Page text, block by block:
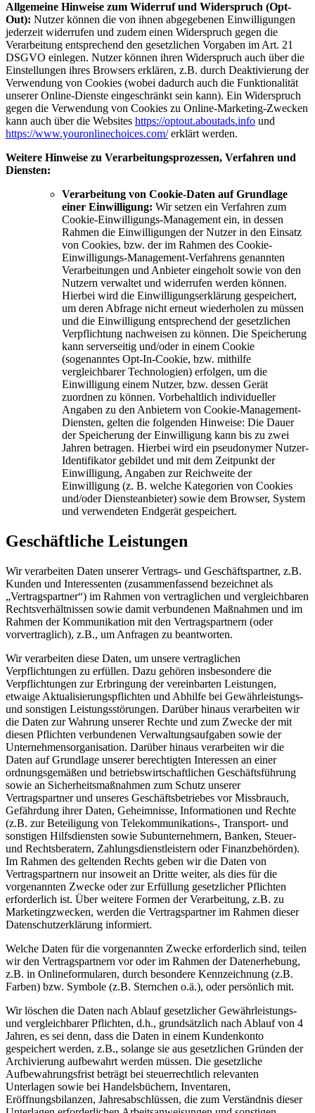
Allgemeine Hinweise zum Widerruf und Widerspruch (Opt-
Out): Nutzer können die von ihnen abgegebenen Einwilligungen
jederzeit widerrufen und zudem einen Widerspruch gegen die
Verarbeitung entsprechend den gesetzlichen Vorgaben im Art. 21
DSGVO einlegen. Nutzer können ihren Widerspruch auch über die
Einstellungen ihres Browsers erklären, z.B. durch Deaktivierung der
Verwendung von Cookies (wobei dadurch auch die Funktionalität
unserer Online-Dienste eingeschränkt sein kann). Ein Widerspruch
gegen die Verwendung von Cookies zu Online-Marketing-Zwecken
kann auch über die Websites https://optout.aboutads.info und
https://www.youronlinechoices.com/erklärt werden.
Weitere Hinweise zu Verarbeitungsprozessen, Verfahren und
Diensten:
Verarbeitung von Cookie-Daten auf Grundlage
einer Einwilligung: Wir setzen ein Verfahren zum
Cookie-Einwilligungs-Management ein, in dessen
Rahmen die Einwilligungen der Nutzer in den Einsatz
von Cookies, bzw. der im Rahmen des Cookie-
Einwilligungs-Management-Verfahrens genannten
Verarbeitungen und Anbieter eingeholt sowie von den
Nutzern verwaltet und widerrufen werden können.
Hierbei wird die Einwilligungserklärung gespeichert,
um deren Abfrage nicht erneut wiederholen zu müssen
und die Einwilligung entsprechend der gesetzlichen
Verpflichtung nachweisen zu können. Die Speicherung
kann serverseitig und/oder in einem Cookie
(sogenanntes Opt-In-Cookie, bzw. mithilfe
vergleichbarer Technologien) erfolgen, um die
Einwilligung einem Nutzer, bzw. dessen Gerät
zuordnen zu können. Vorbehaltlich individueller
Angaben zu den Anbietern von Cookie-Management-
Diensten, gelten die folgenden Hinweise: Die Dauer
der Speicherung der Einwilligung kann bis zu zwei
Jahren betragen. Hierbei wird ein pseudonymer Nutzer-
Identifikator gebildet und mit dem Zeitpunkt der
Einwilligung, Angaben zur Reichweite der
Einwilligung (z. B. welche Kategorien von Cookies
und/oder Diensteanbieter) sowie dem Browser, System
und verwendeten Endgerät gespeichert.
Geschäftliche Leistungen
Wir verarbeiten Daten unserer Vertrags- und Geschäftspartner, z.B.
Kunden und Interessenten (zusammenfassend bezeichnet als
„Vertragspartner“) im Rahmen von vertraglichen und vergleichbaren
Rechtsverhältnissen sowie damit verbundenen Maßnahmen und im
Rahmen der Kommunikation mit den Vertragspartnern (oder
vorvertraglich), z.B., um Anfragen zu beantworten.
Wir verarbeiten diese Daten, um unsere vertraglichen
Verpflichtungen zu erfüllen. Dazu gehören insbesondere die
Verpflichtungen zur Erbringung der vereinbarten Leistungen,
etwaige Aktualisierungspflichten und Abhilfe bei Gewährleistungs-
und sonstigen Leistungsstörungen. Darüber hinaus verarbeiten wir
die Daten zur Wahrung unserer Rechte und zum Zwecke der mit
diesen Pflichten verbundenen Verwaltungsaufgaben sowie der
Unternehmensorganisation. Darüber hinaus verarbeiten wir die
Daten auf Grundlage unserer berechtigten Interessen an einer
ordnungsgemäßen und betriebswirtschaftlichen Geschäftsführung
sowie an Sicherheitsmaßnahmen zum Schutz unserer
Vertragspartner und unseres Geschäftsbetriebes vor Missbrauch,
Gefährdung ihrer Daten, Geheimnisse, Informationen und Rechte
(z.B. zur Beteiligung von Telekommunikations-, Transport- und
sonstigen Hilfsdiensten sowie Subunternehmern, Banken, Steuer-
und Rechtsberatern, Zahlungsdienstleistern oder Finanzbehörden).
Im Rahmen des geltenden Rechts geben wir die Daten von
Vertragspartnern nur insoweit an Dritte weiter, als dies für die
vorgenannten Zwecke oder zur Erfüllung gesetzlicher Pflichten
erforderlich ist. Über weitere Formen der Verarbeitung, z.B. zu
Marketingzwecken, werden die Vertragspartner im Rahmen dieser
Datenschutzerklärung informiert.
Welche Daten für die vorgenannten Zwecke erforderlich sind, teilen
wir den Vertragspartnern vor oder im Rahmen der Datenerhebung,
z.B. in Onlineformularen, durch besondere Kennzeichnung (z.B.
Farben) bzw. Symbole (z.B. Sternchen o.ä.), oder persönlich mit.
Wir löschen die Daten nach Ablauf gesetzlicher Gewährleistungs-
und vergleichbarer Pflichten, d.h., grundsätzlich nach Ablauf von 4
Jahren, es sei denn, dass die Daten in einem Kundenkonto
gespeichert werden, z.B., solange sie aus gesetzlichen Gründen der
Archivierung aufbewahrt werden müssen. Die gesetzliche
Aufbewahrungsfrist beträgt bei steuerrechtlich relevanten
Unterlagen sowie bei Handelsbüchern, Inventaren,
Eröffnungsbilanzen, Jahresabschlüssen, die zum Verständnis dieser